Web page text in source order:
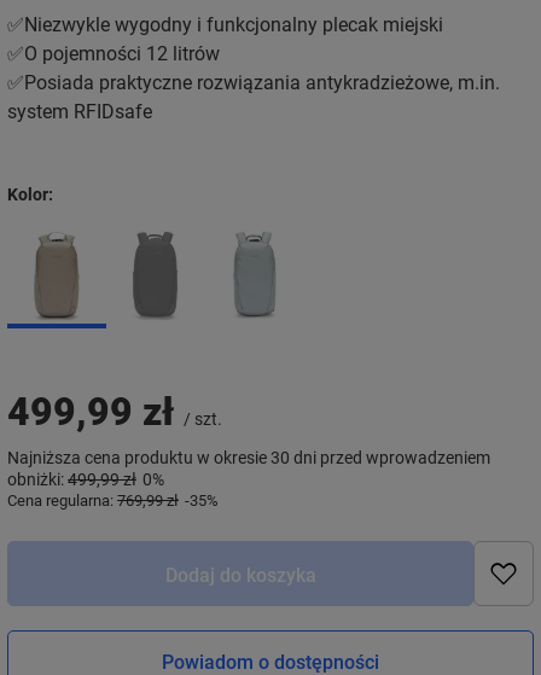
✅Niezwykle wygodny i funkcjonalny plecak miejski
✅O pojemności 12 litrów
✅Posiada praktyczne rozwiązania antykradzieżowe, m.in.
system RFIDsafe
Kolor
499,99 zł / szt.
Najniższa cena produktu w okresie 30 dni przed wprowadzeniem
obniżki:499,99 zł 0%
Cena regularna: 769,99 zł -35%
Dodaj do koszyka
Powiadom o dostępności